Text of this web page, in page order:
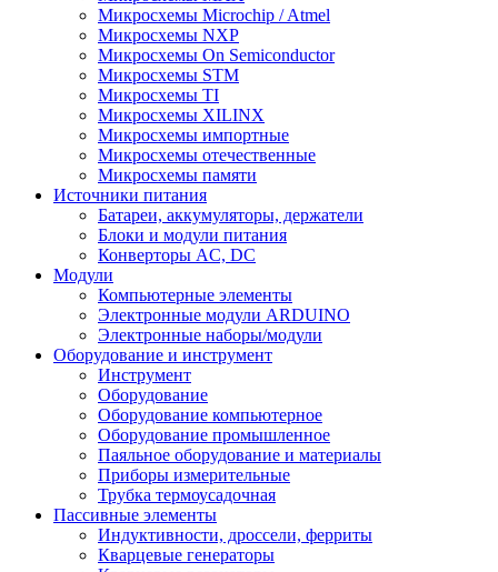
Микросхемы Microchip / Atmel
Микросхемы NXP
Микросхемы On Semiconductor
Микросхемы STM
Микросхемы TI
Микросхемы XILINX
Микросхемы импортные
Микросхемы отечественные
Микросхемы памяти
Источники питания
Батареи, аккумуляторы, держатели
Блоки и модули питания
Конверторы AC, DC
Модули
Компьютерные элементы
Электронные модули ARDUINO
Электронные наборы/модули
Оборудование и инструмент
Инструмент
Оборудование
Оборудование компьютерное
Оборудование промышленное
Паяльное оборудование и материалы
Приборы измерительные
Трубка термоусадочная
Пассивные элементы
Индуктивности, дроссели, ферриты
Кварцевые генераторы